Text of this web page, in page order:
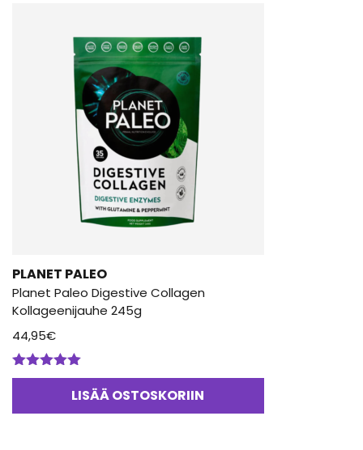
PLANET PALEO
Planet Paleo Digestive Collagen
Kollageenijauhe 245g
44,95€
Arvostelu
LISÄÄ OSTOSKORIIN